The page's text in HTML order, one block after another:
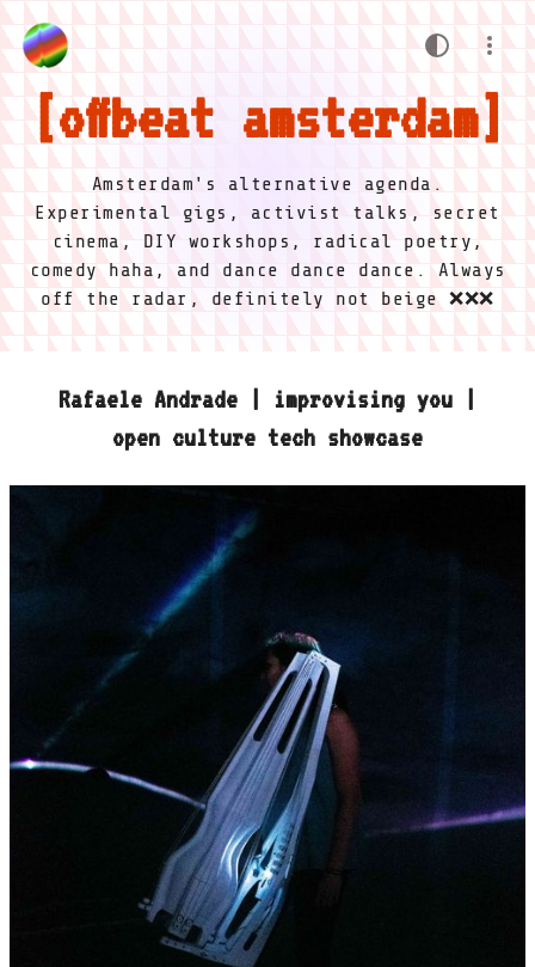
offbeat amsterdam
Amsterdam's alternative agenda.
Experimental gigs, activist talks, secret
cinema, DIY workshops, radical poetry,
comedy haha, and dance dance dance. Always
off the radar, definitely not beige ❌❌❌
Rafaele Andrade | improvising you |
open culture tech showcase